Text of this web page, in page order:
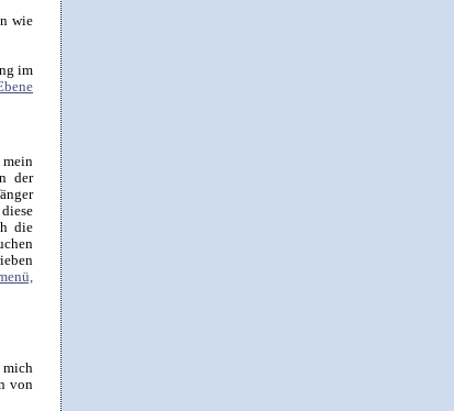
wie
im
mein
der
die
mich
von